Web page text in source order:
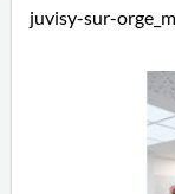
juvisy-sur-